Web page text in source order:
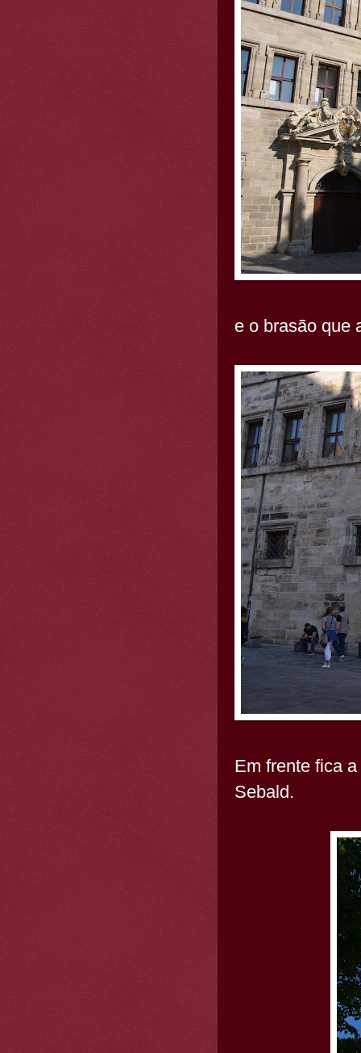
e o brasão que
Em frente fica
Sebald.